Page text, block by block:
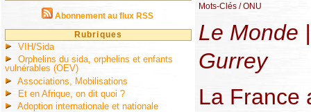
Abonnement au flux RSS
Rubriques
VIH/Sida
Orphelins du sida, orphelins et enfants
vulnérables (OEV)
Associations, Mobilisations
Et en Afrique, on dit quoi ?
Adoption internationale et nationale
Mots-Clés / ONU
Le Monde
Gurrey
La France